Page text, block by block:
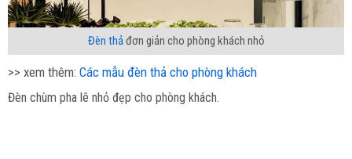
Đèn thảđơn giản cho phòng khách nhỏ
>> xem thêm: Các mẫu đèn thả cho phòng khách
Đèn chùm pha lê nhỏ đẹp cho phòng khách.